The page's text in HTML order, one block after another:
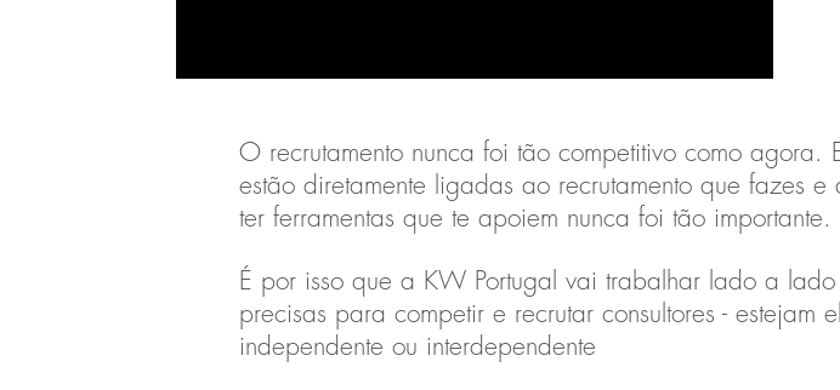
O recrutamento nunca foi tão competitivo como
estão diretamente ligadas ao recrutamento que fazes e
ter ferramentas que te apoiem nunca foi tão importante.
É por isso que a KW Portugal vai trabalhar lado a
precisas para competir e recrutar consultores -
independente ou interdependente